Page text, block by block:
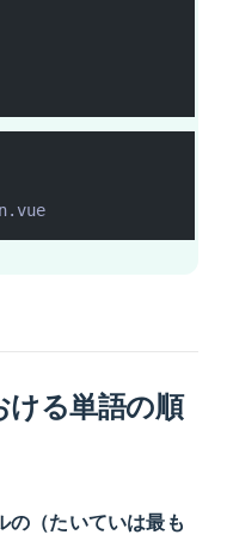
ける単語の順
の（たいていは最も